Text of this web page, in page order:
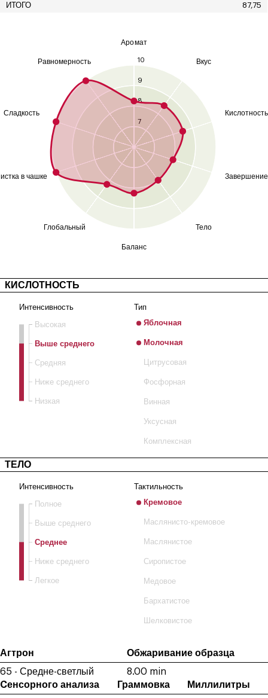
ИТОГО 87,75
10
9
8
7
Аромат
Вкус
Кислотность
Завершение
Тело
Баланс
Глобальный
в чашке
Сладкость
Равномерность
КИСЛОТНОСТЬ
Интенсивность
Низкая
Ниже среднего
Средняя
Выше среднего
Высокая
Тип
Яблочная
Молочная
Цитрусовая
Фосфорная
Винная
Уксусная
Комплексная
ТЕЛО
Интенсивность
Легкое
Ниже среднего
Среднее
Выше среднего
Полное
Тактильность
Кремовое
Маслянисто-кремовое
Маслянистое
Сиропистое
Медовое
Бархатистое
Шелковистое
Агтрон
65 - Средне-светлый
Обжаривание образца
8.00 min
Cенсорного анализа
Граммовка
Миллилитры